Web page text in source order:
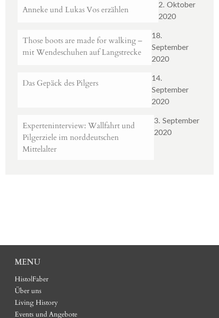
Anneke und Lukas Vos erzählen
2. Oktober
2020
Those boots are made for walking –
mit Wendeschuhen auf Langstrecke
18.
September
2020
Das Gepäck des Pilgers
14.
September
2020
Experteninterview: Wallfahrt und
Pilgerziele im norddeutschen
Mittelalter
3. September
2020
MENU
Histo|Faber
Über uns
Living History
Events und Angebote